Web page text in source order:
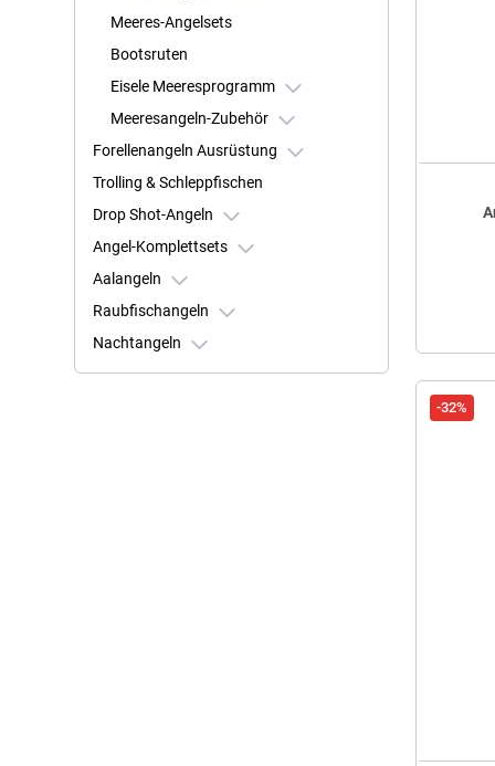
Meeres-Angelsets
Bootsruten
Eisele Meeresprogramm
Meeresangeln-Zubehör
Forellenangeln Ausrüstung
Trolling & Schleppfischen
Drop Shot-Angeln
Angel-Komplettsets
Aalangeln
Raubfischangeln
Nachtangeln
-32%